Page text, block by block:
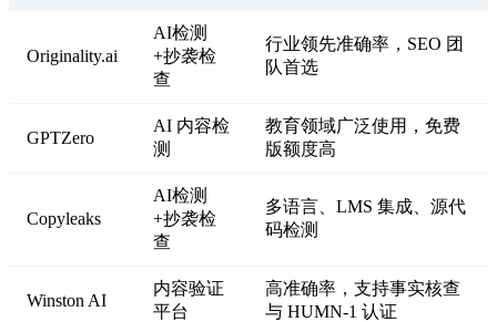
Originality.ai
AI检测
+抄袭检
查
行业领先准确率，SEO 团
队首选
GPTZero
AI 内容检
测
教育领域广泛使用，免费
版额度高
Copyleaks
AI检测
+抄袭检
查
多语言、LMS 集成、源代
码检测
Winston AI
内容验证
平台
高准确率，支持事实核查
与 HUMN-1 认证